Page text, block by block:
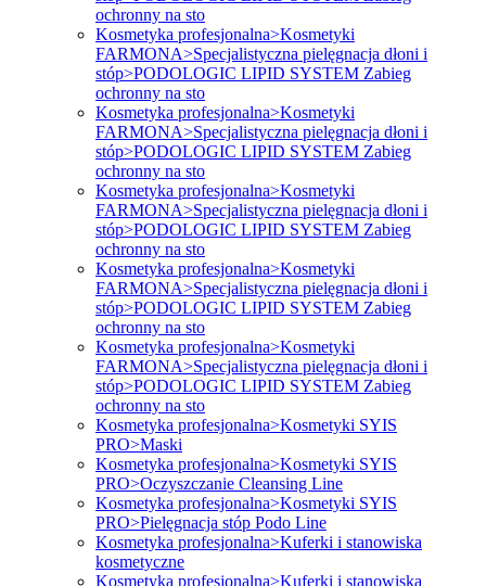
ochronny na sto
Kosmetyka profesjonalna>Kosmetyki
FARMONA>Specjalistyczna pielęgnacja dłoni i
stóp>PODOLOGIC LIPID SYSTEM Zabieg
ochronny na sto
Kosmetyka profesjonalna>Kosmetyki
FARMONA>Specjalistyczna pielęgnacja dłoni i
stóp>PODOLOGIC LIPID SYSTEM Zabieg
ochronny na sto
Kosmetyka profesjonalna>Kosmetyki
FARMONA>Specjalistyczna pielęgnacja dłoni i
stóp>PODOLOGIC LIPID SYSTEM Zabieg
ochronny na sto
Kosmetyka profesjonalna>Kosmetyki
FARMONA>Specjalistyczna pielęgnacja dłoni i
stóp>PODOLOGIC LIPID SYSTEM Zabieg
ochronny na sto
Kosmetyka profesjonalna>Kosmetyki
FARMONA>Specjalistyczna pielęgnacja dłoni i
stóp>PODOLOGIC LIPID SYSTEM Zabieg
ochronny na sto
Kosmetyka profesjonalna>Kosmetyki SYIS
PRO>Maski
Kosmetyka profesjonalna>Kosmetyki SYIS
PRO>Oczyszczanie Cleansing Line
Kosmetyka profesjonalna>Kosmetyki SYIS
PRO>Pielęgnacja stóp Podo Line
Kosmetyka profesjonalna>Kuferki i stanowiska
kosmetyczne
Kosmetyka profesjonalna>Kuferki i stanowiska